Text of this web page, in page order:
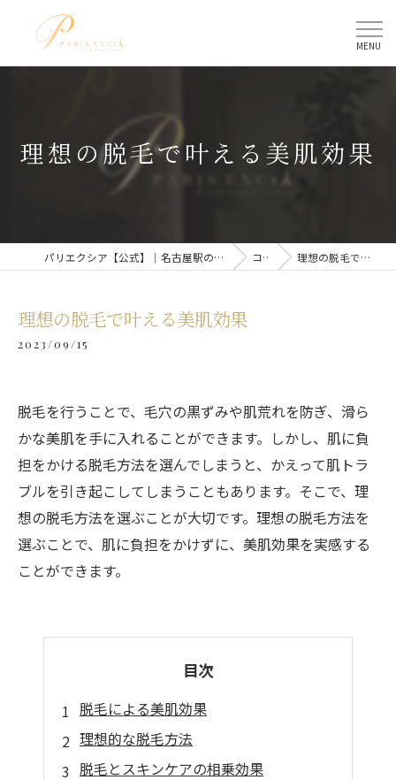
理想の脱毛で叶える美肌効果
パリエクシア【公式】｜名古屋駅のトータルビューティーサロン コラム 理想の脱毛で叶える美肌効果
理想の脱毛で叶える美肌効果
2023/09/15
脱毛を行うことで、毛穴の黒ずみや肌荒れを防ぎ、滑ら
かな美肌を手に入れることができます。しかし、肌に負
担をかける脱毛方法を選んでしまうと、かえって肌トラ
ブルを引き起こしてしまうこともあります。そこで、理
想の脱毛方法を選ぶことが大切です。理想の脱毛方法を
選ぶことで、肌に負担をかけずに、美肌効果を実感する
ことができます。
目次
脱毛による美肌効果
理想的な脱毛方法
脱毛とスキンケアの相乗効果